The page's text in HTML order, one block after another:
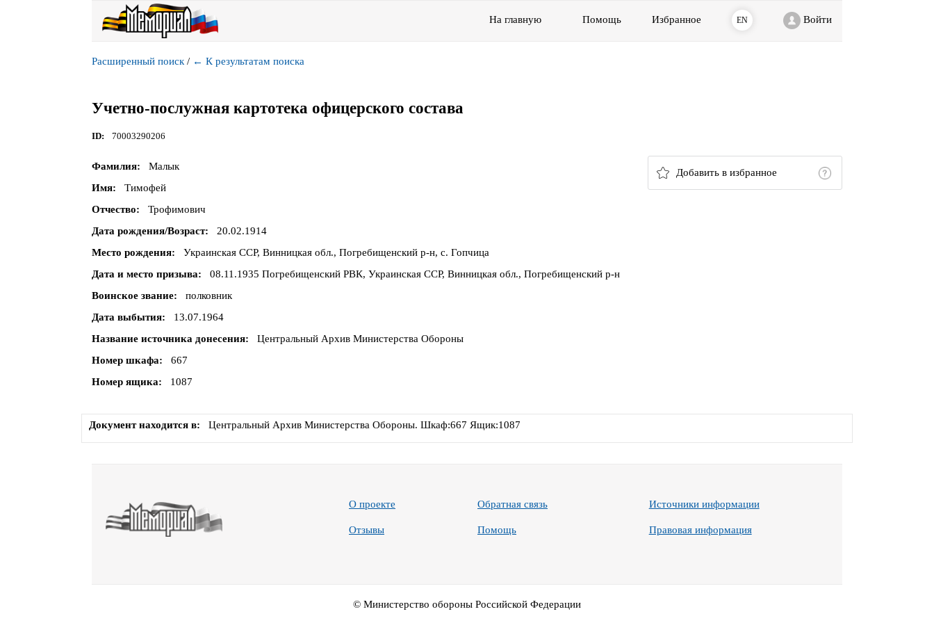
На главную Помощь Избранное EN Войти
Расширенный поиск / ← К результатам поиска
Учетно-послужная картотека офицерского состава
ID 70003290206
Добавить в избранное
Фамилия
Малык
Имя
Тимофей
Отчество
Трофимович
Дата рождения/Возраст
20.02.1914
Место рождения
Украинская ССР, Винницкая обл., Погребищенский р-н, с. Гопчица
Дата и место призыва
08.11.1935 Погребищенский РВК, Украинская ССР, Винницкая обл., Погребищенский р-н
Воинское звание
полковник
Дата выбытия
13.07.1964
Название источника донесения
Центральный Архив Министерства Обороны
Номер шкафа
667
Номер ящика
1087
Документ находится в Центральный Архив Министерства Обороны. Шкаф:667 Ящик:1087
О проекте
Отзывы
Обратная связь
Помощь
Источники информации
Правовая информация
© Министерство обороны Российской Федерации